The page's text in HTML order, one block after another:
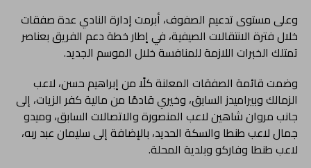
وعلى مستوى تدعيم الصفوف، أبرمت إدارة النادي عدة صفقات
خلال فترة الانتقالات الصيفية، في إطار خطة دعم الفريق بعناصر
تمتلك الخبرات اللازمة للمنافسة خلال الموسم الجديد.
وضمت قائمة الصفقات المعلنة كلًا من إبراهيم حسن، لاعب
الزمالك وبيراميدز السابق، وخيري قادمًا من مالية كفر الزيات، إلى
جانب مروان شاهين لاعب المنصورة والاتصالات السابق، وميدو
جمال لاعب طنطا والسكة الحديد، بالإضافة إلى سليمان عبد ربه،
لاعب طنطا وفاركو وبلدية المحلة.